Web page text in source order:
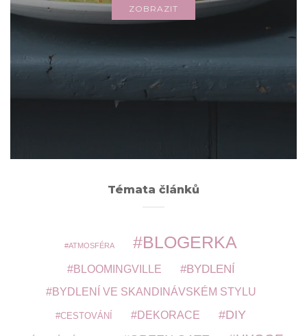
ZOBRAZIT
Archivy
Témata článků
ATMOSFÉRA BLOGERKA
BLOOMINGVILLE BYDLENÍ
BYDLENÍ VE SKANDINÁVSKÉM STYLU
CESTOVÁNÍ DEKORACE DIY